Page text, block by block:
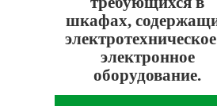
шкафах,
электронное
оборудование.